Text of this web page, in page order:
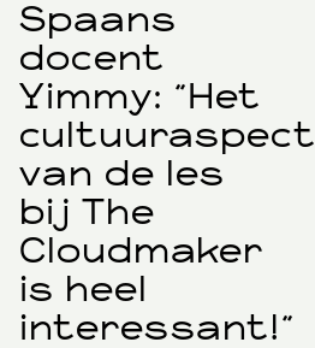
Spaans
docent
Yimmy: "Het
cultuuraspect
van de les
bij The
Cloudmaker
is heel
interessant!"